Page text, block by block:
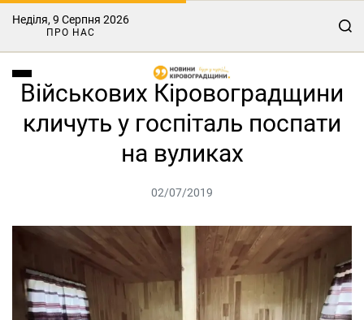
Неділя, 9 Серпня 2026
ПРО НАС
Військових Кіровоградщини
кличуть у госпіталь поспати
на вуликах
02/07/2019